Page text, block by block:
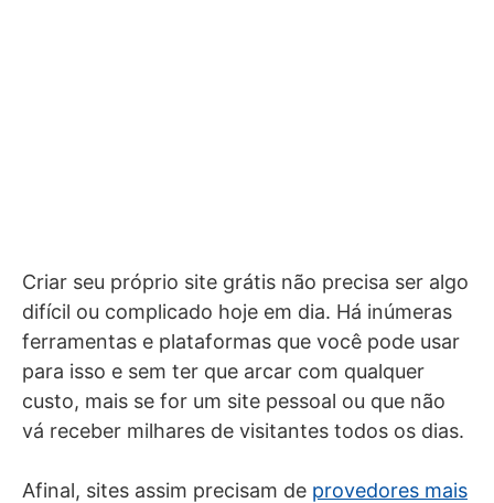
Criar seu próprio site grátis não precisa ser algo
difícil ou complicado hoje em dia. Há inúmeras
ferramentas e plataformas que você pode usar
para isso e sem ter que arcar com qualquer
custo, mais se for um site pessoal ou que não
vá receber milhares de visitantes todos os dias.
Afinal, sites assim precisam de provedores mais